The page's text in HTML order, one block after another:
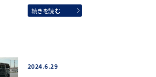
続きを読む
2024.6.29